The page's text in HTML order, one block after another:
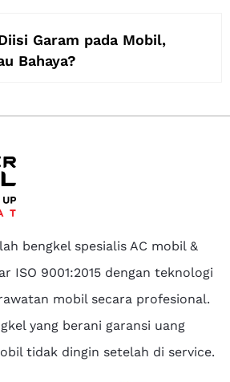
Garam pada Mobil,
Bahaya?
bengkel spesialis AC mobil &
ISO 9001:2015 dengan teknologi
mobil secara profesional.
yang berani garansi uang
tidak dingin setelah di service.